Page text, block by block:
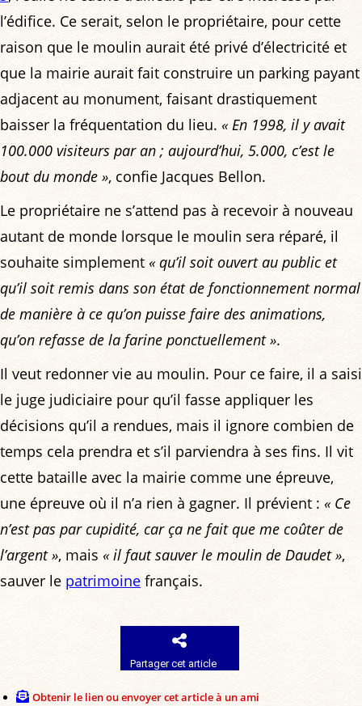
l’édifice. Ce serait, selon le propriétaire, pour cette
raison que le moulin aurait été privé d’électricité et
que la mairie aurait fait construire un parking payant
adjacent au monument, faisant drastiquement
baisser la fréquentation du lieu. « En 1998, il y avait
100.000 visiteurs par an ; aujourd’hui, 5.000, c’est le
bout du monde », confie Jacques Bellon.
Le propriétaire ne s’attend pas à recevoir à nouveau
autant de monde lorsque le moulin sera réparé, il
souhaite simplement « qu’il soit ouvert au public et
qu’il soit remis dans son état de fonctionnement normal
de manière à ce qu’on puisse faire des animations,
qu’on refasse de la farine ponctuellement ».
Il veut redonner vie au moulin. Pour ce faire, il a saisi
le juge judiciaire pour qu’il fasse appliquer les
décisions qu’il a rendues, mais il ignore combien de
temps cela prendra et s’il parviendra à ses fins. Il vit
cette bataille avec la mairie comme une épreuve,
une épreuve où il n’a rien à gagner. Il prévient : « Ce
n’est pas par cupidité, car ça ne fait que me coûter de
l’argent », mais « il faut sauver le moulin de Daudet »,
sauver le patrimoine français.
Partager cet article
Obtenir le lien ou envoyer cet article à un ami